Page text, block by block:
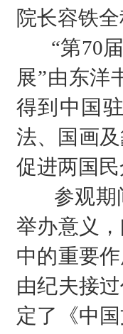
院长容铁全
“第70届
展”由东洋
得到中国
法、国画
促进两国
参观期间
举办意义
中的重要
由纪夫接
定了《中